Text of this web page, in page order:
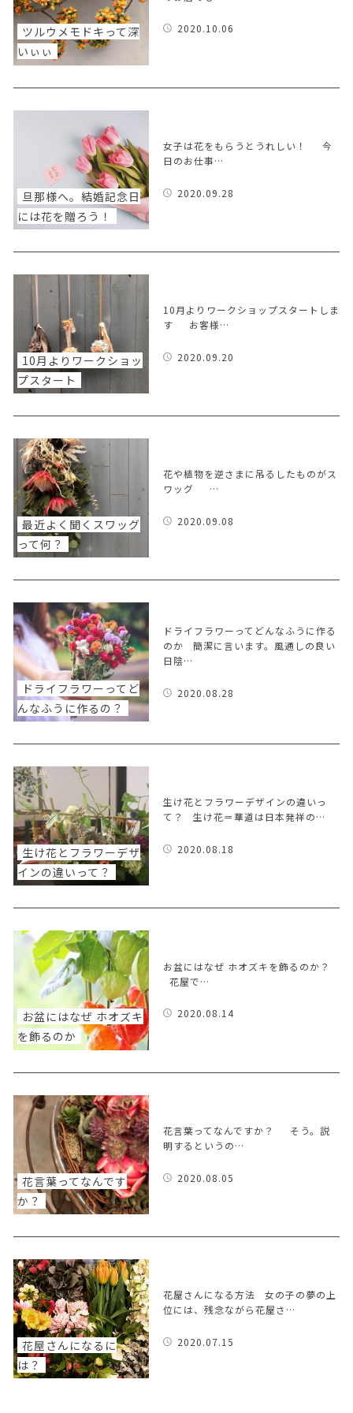
ツルウメモドキって深
いぃぃ
2020.10.06
旦那様へ。結婚記念日
には花を贈ろう！
女子は花をもらうとうれしい！ 今
日のお仕事…
2020.09.28
10月よりワークショッ
プスタート
10月よりワークショップスタートしま
す お客様…
2020.09.20
最近よく聞くスワッグ
って何？
花や植物を逆さまに吊るしたものがス
ワッグ …
2020.09.08
ドライフラワーってど
んなふうに作るの？
ドライフラワーってどんなふうに作る
のか 簡潔に言います。風通しの良い
日陰…
2020.08.28
生け花とフラワーデザ
インの違いって？
生け花とフラワーデザインの違いっ
て？ 生け花＝華道は日本発祥の…
2020.08.18
お盆にはなぜ ホオズキ
を飾るのか
お盆にはなぜ ホオズキを飾るのか？
花屋で…
2020.08.14
花言葉ってなんです
か？
花言葉ってなんですか？ そう。説
明するというの…
2020.08.05
花屋さんになるに
は？
花屋さんになる方法 女の子の夢の上
位には、残念ながら花屋さ…
2020.07.15